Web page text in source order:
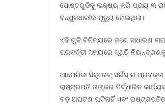
ପୋଷ୍ଟଗୁଡିକୁ ଲକ୍ଷ୍ୟ କରି ପ୍ରାୟ ୩
ବନ୍ଧୁକଧାରୀର ମୃତ୍ୟୁ ହୋଇଥିଲା।
ଏହି ଗୁଳି ବିନିମୟରେ ଜଣେ ସାଧାରଣ
ପରବର୍ତ୍ତୀ ସମୟରେ ସ୍ଥିତି
ଆମେରିକା ସିକ୍ରେଟ୍ ସର୍ଭିସ୍ ର
ରାଷ୍ଟ୍ରପତି ତାଙ୍କର ନିର୍ଦ୍ଧାରିତ
ବଡ଼ ଅଘଟଣ ଘଟିନାହିଁ ଏବଂ